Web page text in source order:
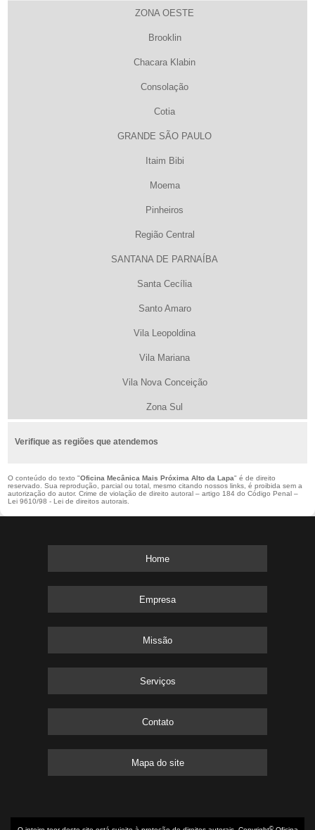
ZONA OESTE
Brooklin
Chacara Klabin
Consolação
Cotia
GRANDE SÃO PAULO
Itaim Bibi
Moema
Pinheiros
Região Central
SANTANA DE PARNAÍBA
Santa Cecília
Santo Amaro
Vila Leopoldina
Vila Mariana
Vila Nova Conceição
Zona Sul
Verifique as regiões que atendemos
O conteúdo do texto "Oficina Mecânica Mais Próxima Alto da Lapa" é de direito
reservado. Sua reprodução, parcial ou total, mesmo citando nossos links, é proibida sem a
autorização do autor. Crime de violação de direito autoral – artigo 184 do Código Penal –
Lei 9610/98 - Lei de direitos autorais.
Home
Empresa
Missão
Serviços
Contato
Mapa do site
©